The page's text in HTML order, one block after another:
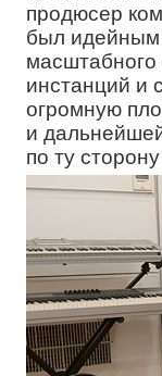
продюсер
был идейным
масштабного
инстанций и
огромную
и
по ту